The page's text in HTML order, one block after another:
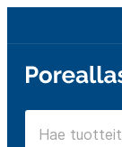
sisältöön